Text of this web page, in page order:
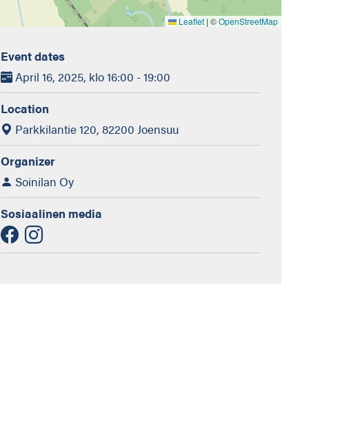
Leaflet | ©OpenStreetMap
Event dates
April 16, 2025, klo 16:00 - 19:00
Location
Parkkilantie 120, 82200 Joensuu
Organizer
Soinilan Oy
Sosiaalinen media